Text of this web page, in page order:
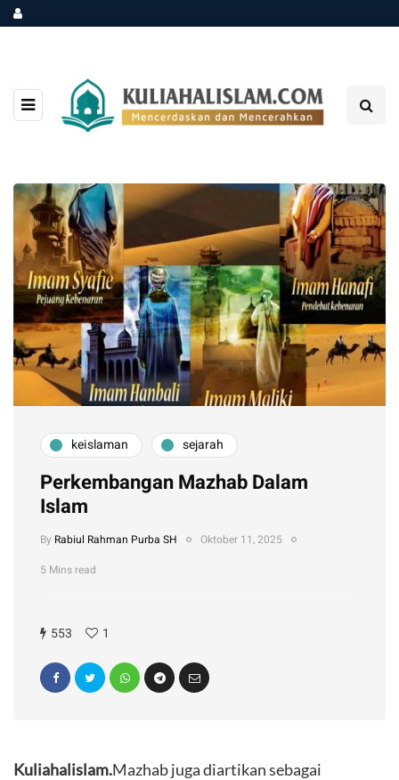
keislaman sejarah
Perkembangan Mazhab Dalam
Islam
By Rabiul Rahman Purba SH
Oktober 11, 2025
5 Mins read
553 1
Kuliahalislam.Mazhab juga diartikan sebagai